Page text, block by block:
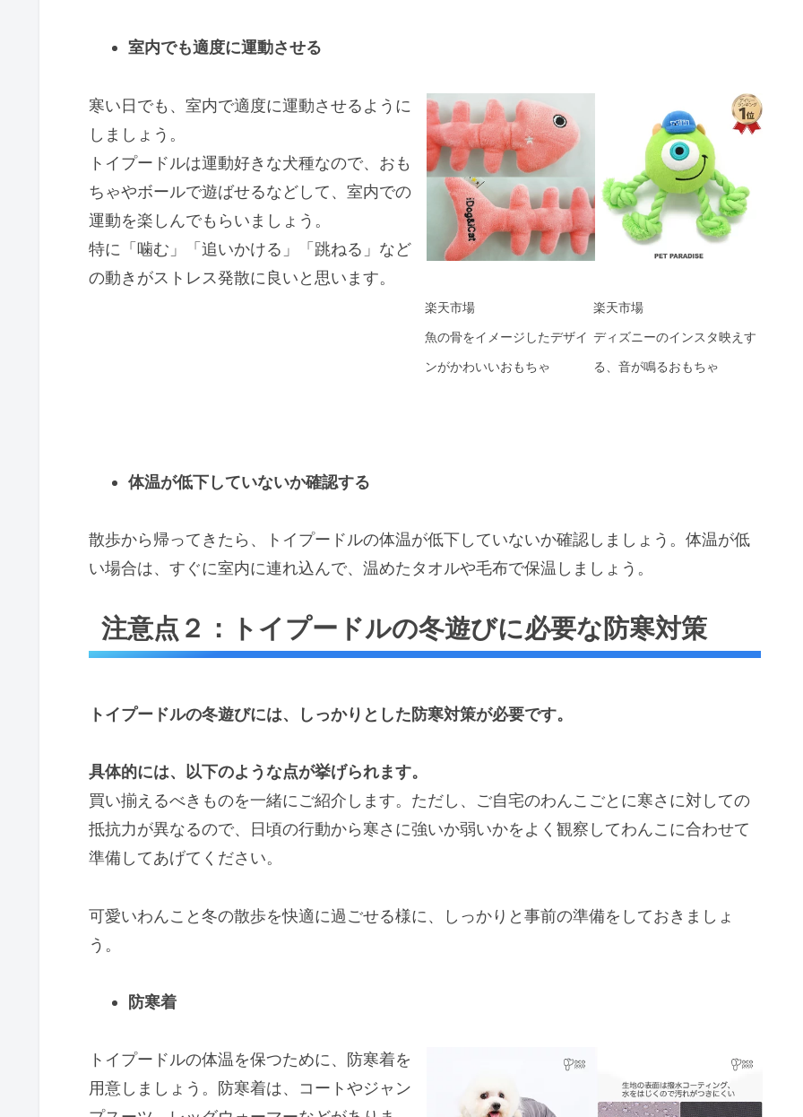
室内でも適度に運動させる
寒い日でも、室内で適度に運動させるように
しましょう。
トイプードルは運動好きな犬種なので、おも
ちゃやボールで遊ばせるなどして、室内での
運動を楽しんでもらいましょう。
特に「噛む」「追いかける」「跳ねる」など
の動きがストレス発散に良いと思います。
楽天市場
魚の骨をイメージしたデザイ
ンがかわいいおもちゃ
楽天市場
ディズニーのインスタ映えす
る、音が鳴るおもちゃ
体温が低下していないか確認する
散歩から帰ってきたら、トイプードルの体温が低下していないか確認しましょう。体温が低
い場合は、すぐに室内に連れ込んで、温めたタオルや毛布で保温しましょう。
注意点２：トイプードルの冬遊びに必要な防寒対策
トイプードルの冬遊びには、しっかりとした防寒対策が必要です。
具体的には、以下のような点が挙げられます。
買い揃えるべきものを一緒にご紹介します。ただし、ご自宅のわんこごとに寒さに対しての
抵抗力が異なるので、日頃の行動から寒さに強いか弱いかをよく観察してわんこに合わせて
準備してあげてください。
可愛いわんこと冬の散歩を快適に過ごせる様に、しっかりと事前の準備をしておきましょ
う。
防寒着
トイプードルの体温を保つために、防寒着を
用意しましょう。防寒着は、コートやジャン